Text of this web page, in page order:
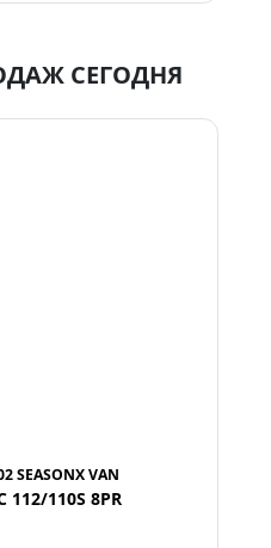
СЕГОДНЯ
SEASONX VAN
112/110S 8PR